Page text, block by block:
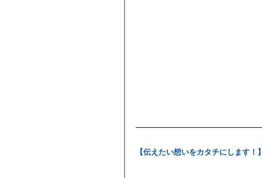
【伝えたい想いをカタチにします！